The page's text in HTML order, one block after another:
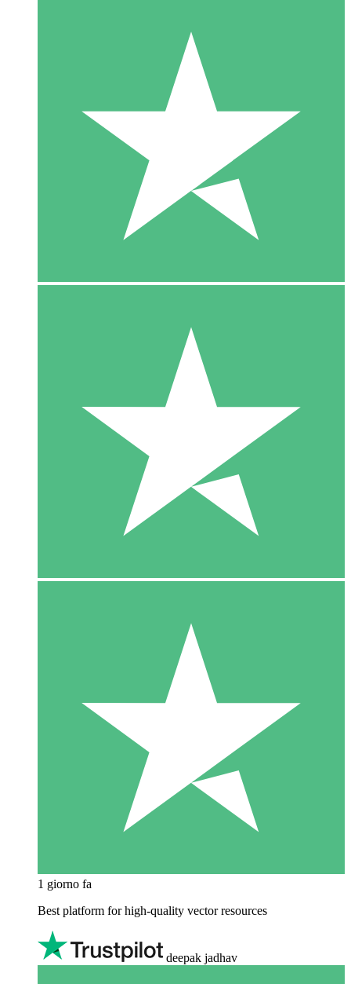
1 giorno fa
Best platform for high-quality vector resources
deepak jadhav